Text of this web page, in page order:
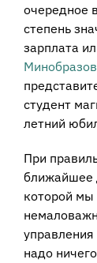
очередное
степень
зарплата
студент
летний
При
ближайшее
которой мы
надо